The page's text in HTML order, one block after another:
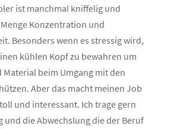
ist manchmal kniffelig und
Konzentration und
Besonders wenn es stressig wird,
kühlen Kopf zu bewahren um
Material beim Umgang mit den
Aber das macht meinen Job
und interessant. Ich trage gern
und die Abwechslung die der Beruf